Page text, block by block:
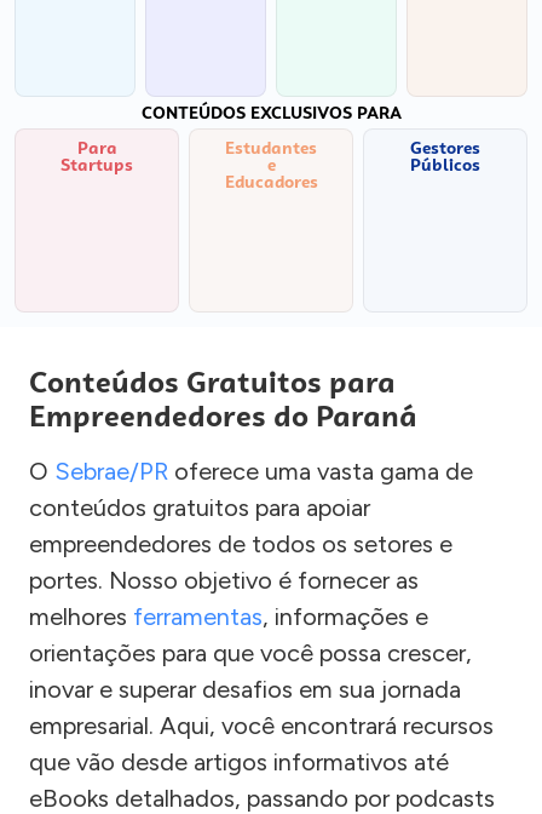
CONTEÚDOS EXCLUSIVOS PARA
Para
Startups
Estudantes
e
Educadores
Gestores
Públicos
Conteúdos Gratuitos para
Empreendedores do Paraná
O Sebrae/PR oferece uma vasta gama de
conteúdos gratuitos para apoiar
empreendedores de todos os setores e
portes. Nosso objetivo é fornecer as
melhores ferramentas, informações e
orientações para que você possa crescer,
inovar e superar desafios em sua jornada
empresarial. Aqui, você encontrará recursos
que vão desde artigos informativos até
eBooks detalhados, passando por podcasts